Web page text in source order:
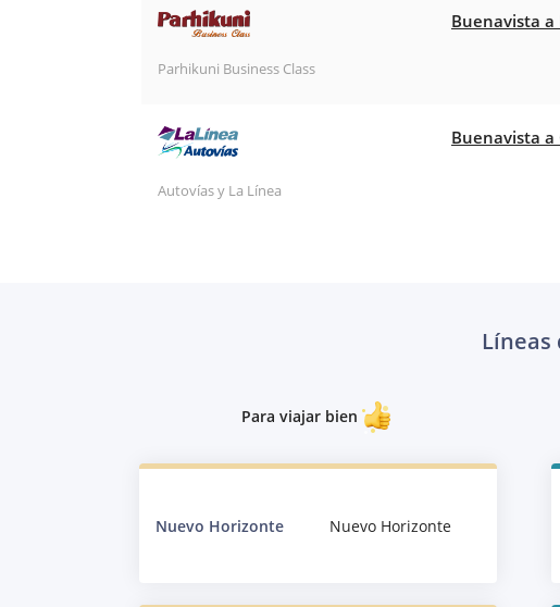
Parhikuni Business Class
Buenavista a
Autovías y La Línea
Buenavista a
Líneas
Para viajar bien
Nuevo Horizonte Nuevo Horizonte